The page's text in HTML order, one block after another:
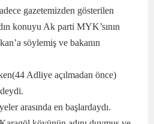
gazetemizden gösterilen
konuyu Ak parti MYK’sının
söylemiş ve bakanın
Adliye açılmadan önce)
arasında en başlardaydı.